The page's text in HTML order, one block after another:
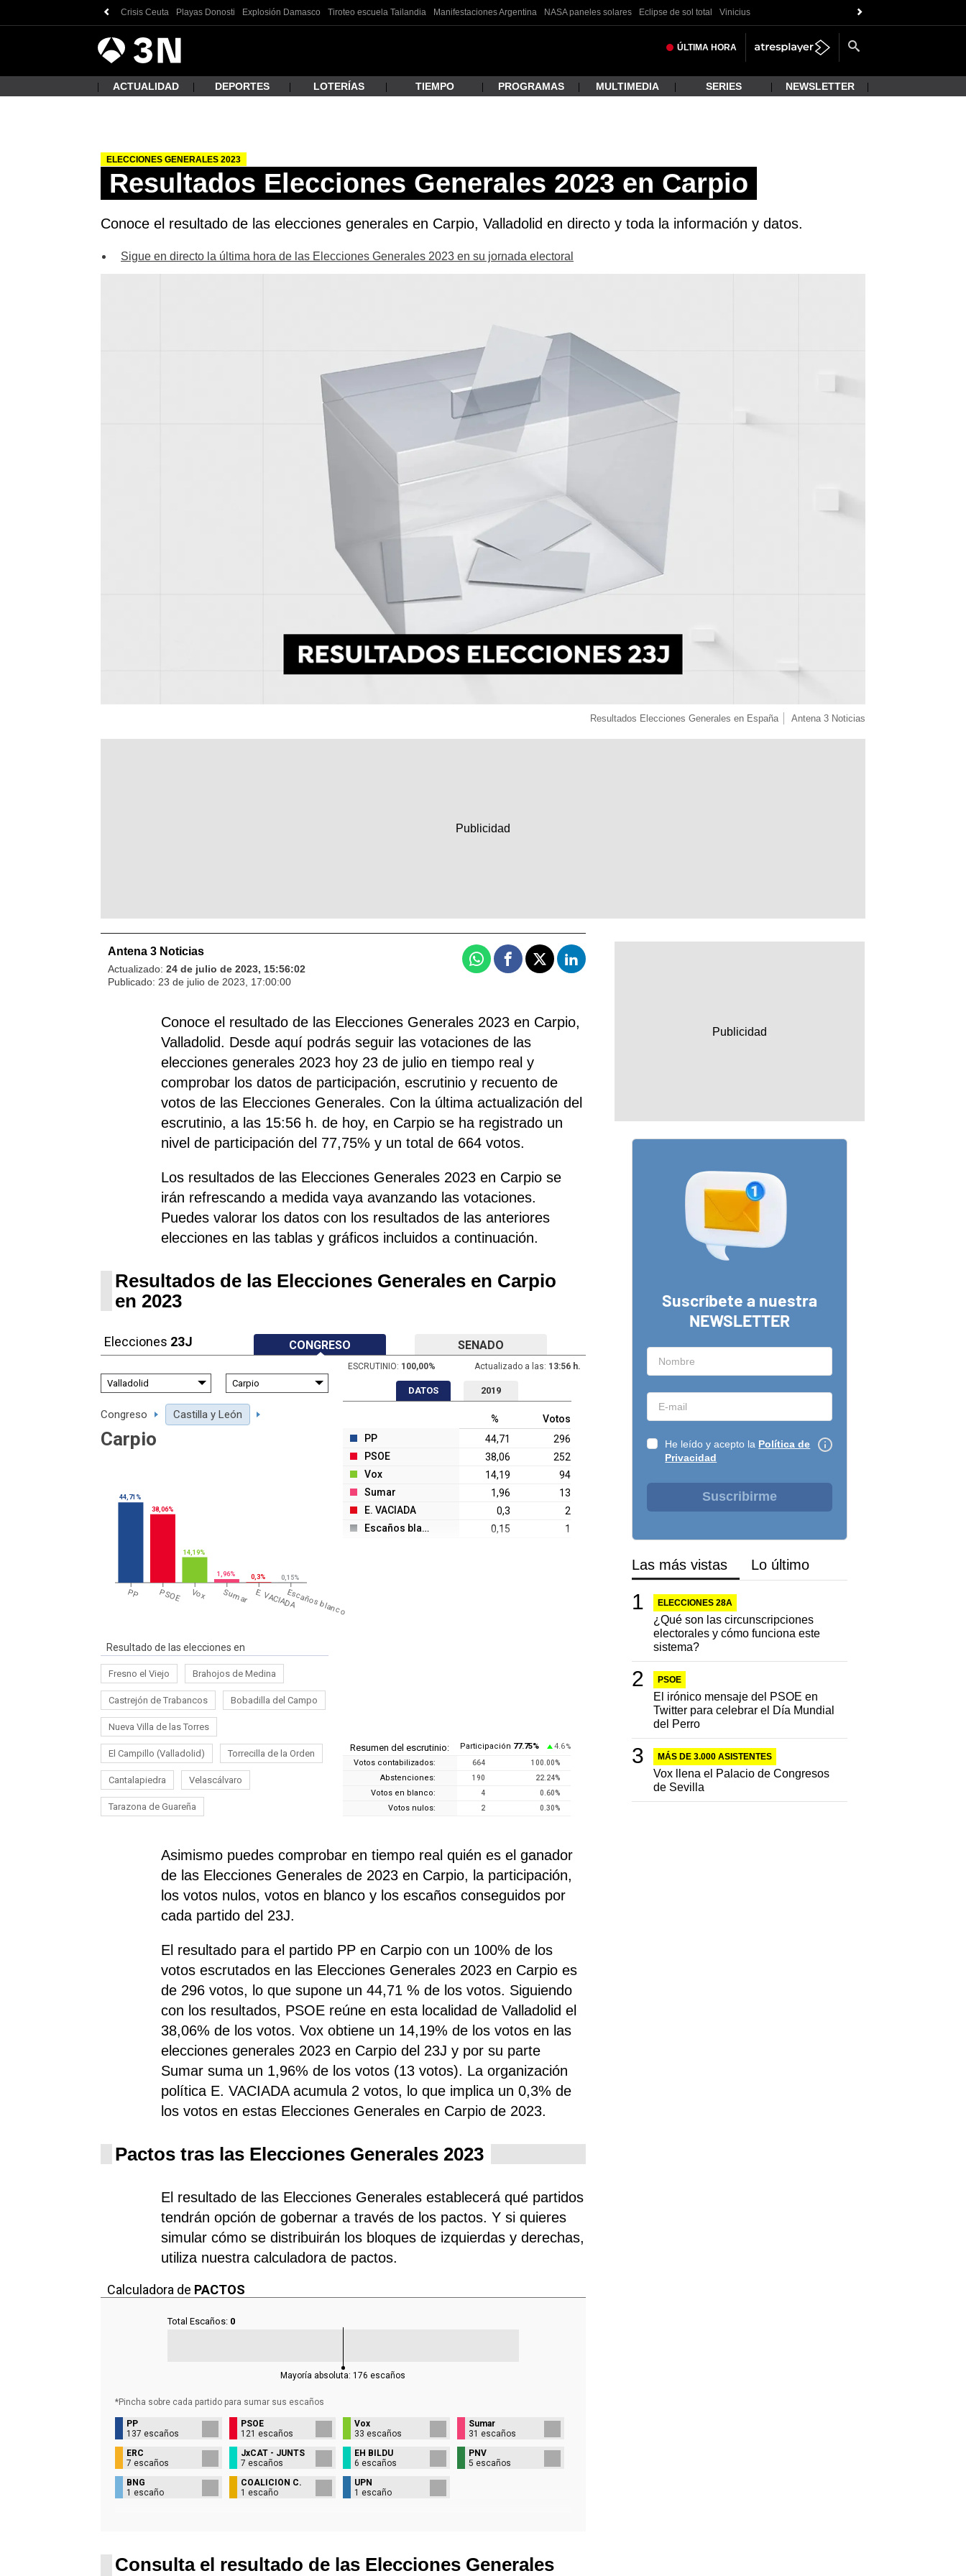
Crisis Ceuta Playas Donosti Explosión Damasco Tiroteo escuela Tailandia Manifestaciones Argentina NASA paneles solares Eclipse de sol total Vinicius
3
Noticias ÚLTIMA HORA
¿Qué estás buscando?
ACTUALIDAD DEPORTES LOTERÍAS TIEMPO PROGRAMAS MULTIMEDIA SERIES NEWSLETTER
ELECCIONES GENERALES 2023
Resultados Elecciones Generales 2023 en Carpio
Conoce el resultado de las elecciones generales en Carpio, Valladolid en directo y toda la información y datos.
Sigue en directo la última hora de las Elecciones Generales 2023 en su jornada electoral
Resultados Elecciones Generales en España Antena 3 Noticias
Antena 3 Noticias
Actualizado: 24 de julio de 2023, 15:56:02
Publicado: 23 de julio de 2023, 17:00:00
WhatsappFacebook
X Linkedin
Conoce el resultado de las Elecciones Generales 2023 en Carpio,
Valladolid. Desde aquí podrás seguir las votaciones de las
elecciones generales 2023 hoy 23 de julio en tiempo real y
comprobar los datos de participación, escrutinio y recuento de
votos de las Elecciones Generales. Con la última actualización del
escrutinio, a las 15:56 h. de hoy, en Carpio se ha registrado un
nivel de participación del 77,75% y un total de 664 votos.
Los resultados de las Elecciones Generales 2023 en Carpio se
irán refrescando a medida vaya avanzando las votaciones.
Puedes valorar los datos con los resultados de las anteriores
elecciones en las tablas y gráficos incluidos a continuación.
Resultados de las Elecciones Generales en Carpio
en 2023
Elecciones 23J CONGRESO SENADO
ESCRUTINIO: 100,00% Actualizado a las: 13:56 h.
Congreso Castilla y León
Carpio
PP PSOE Vox Sumar E. VACIADAEscaños blanco
44,71%
38,06%
14,19%
1,96% 0,3% 0,15%
Resultado de las elecciones en
Fresno el Viejo Brahojos de Medina
Castrejón de Trabancos Bobadilla del Campo
Nueva Villa de las Torres
El Campillo (Valladolid) Torrecilla de la Orden
Cantalapiedra Velascálvaro
Tarazona de Guareña
DATOS 2019
%
Votos
PP
44,71
296
PSOE
38,06
252
Vox
14,19
94
Sumar
1,96
13
E. VACIADA
0,3
2
Escaños blanco
0,15 1
Resumen del escrutinio: Participación 77.75% 4.6 %
Votos contabilizados: 664 100.00%
Abstenciones: 190 22.24%
Votos en blanco: 4 0.60%
Votos nulos: 2 0.30%
Asimismo puedes comprobar en tiempo real quién es el ganador
de las Elecciones Generales de 2023 en Carpio, la participación,
los votos nulos, votos en blanco y los escaños conseguidos por
cada partido del 23J.
El resultado para el partido PP en Carpio con un 100% de los
votos escrutados en las Elecciones Generales 2023 en Carpio es
de 296 votos, lo que supone un 44,71 % de los votos. Siguiendo
con los resultados, PSOE reúne en esta localidad de Valladolid el
38,06% de los votos. Vox obtiene un 14,19% de los votos en las
elecciones generales 2023 en Carpio del 23J y por su parte
Sumar suma un 1,96% de los votos (13 votos). La organización
política E. VACIADA acumula 2 votos, lo que implica un 0,3% de
los votos en estas Elecciones Generales en Carpio de 2023.
Pactos tras las Elecciones Generales 2023
El resultado de las Elecciones Generales establecerá qué partidos
tendrán opción de gobernar a través de los pactos. Y si quieres
simular cómo se distribuirán los bloques de izquierdas y derechas,
utiliza nuestra calculadora de pactos.
Calculadora de PACTOS
Total Escaños: 0
Mayoría absoluta:176 escaños
*Pincha sobre cada partido para sumar sus escaños
PP
137 escaños
PSOE
121 escaños
Vox
33 escaños
Sumar
31 escaños
ERC
7 escaños
JxCAT - JUNTS
7 escaños
EH BILDU
6 escaños
PNV
5 escaños
BNG
1 escaño
COALICIÓN C.
1 escaño
UPN
1 escaño
Consulta el resultado de las Elecciones Generales
Suscríbete a nuestra
NEWSLETTER
He leído y acepto la Política de
Privacidad
Suscribirme
Las más vistas Lo último
ELECCIONES 28A
¿Qué son las circunscripciones
electorales y cómo funciona este
sistema?
PSOE
El irónico mensaje del PSOE en
Twitter para celebrar el Día Mundial
del Perro
MÁS DE 3.000 ASISTENTES
Vox llena el Palacio de Congresos
de Sevilla